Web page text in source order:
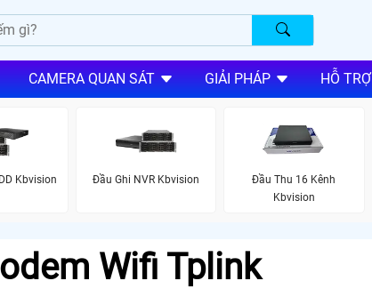
CAMERA QUAN SÁT GIẢI PHÁP HỖ TRỢ
Kbvision Đầu Ghi NVR Kbvision
Đầu Thu 16 Kênh
Kbvision
Wifi Tplink